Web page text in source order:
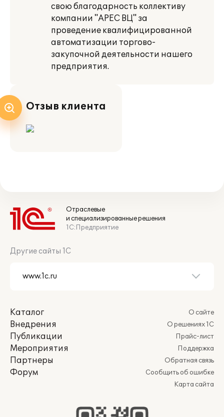
свою благодарность коллективу
компании "АРЕС ВЦ" за
проведение квалифицированной
автоматизации торгово-
закупочной деятельности нашего
предприятия.
Отзыв клиента
Отраслевые
и специализированные решения
1С:Предприятие
Другие сайты 1С
Каталог
Внедрения
Публикации
Мероприятия
Партнеры
Форум
О сайте
О решениях 1С
Прайс-лист
Поддержка
Обратная связь
Сообщить об ошибке
Карта сайта